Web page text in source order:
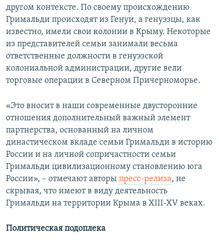
другом контексте. По своему происхождению
Гримальди происходят из Генуи, а генуэзцы, как
известно, имели свои колонии в Крыму. Некоторые
из представителей семьи занимали весьма
ответственные должности в генуэзской
колониальной администрации, другие вели
торговые операции в Северном Причерноморье.
«Это вносит в наши современные двусторонние
отношения дополнительный важный элемент
партнерства, основанный на личном
династическом вкладе семьи Гримальди в историю
России и на личной сопричастности семьи
Гримальди цивилизационному становлению юга
России», – отмечают авторы пресс-релиза, не
скрывая, что имеют в виду деятельность
Гримальди на территории Крыма в XIII-XV веках.
Политическая подоплека